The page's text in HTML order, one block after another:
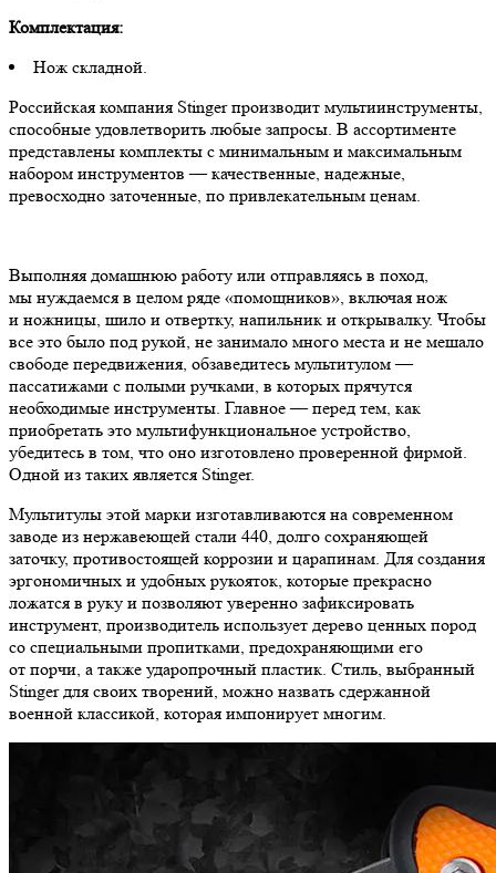
Комплектация:
Нож складной.
Российская компания Stinger производит мультиинструменты,
способные удовлетворить любые запросы. В ассортименте
представлены комплекты с минимальным и максимальным
набором инструментов — качественные, надежные,
превосходно заточенные, по привлекательным ценам.
Выполняя домашнюю работу или отправляясь в поход,
мы нуждаемся в целом ряде «помощников», включая нож
и ножницы, шило и отвертку, напильник и открывалку. Чтобы
все это было под рукой, не занимало много места и не мешало
свободе передвижения, обзаведитесь мультитулом —
пассатижами с полыми ручками, в которых прячутся
необходимые инструменты. Главное — перед тем, как
приобретать это мультифункциональное устройство,
убедитесь в том, что оно изготовлено проверенной фирмой.
Одной из таких является Stinger.
Мультитулы этой марки изготавливаются на современном
заводе из нержавеющей стали 440, долго сохраняющей
заточку, противостоящей коррозии и царапинам. Для создания
эргономичных и удобных рукояток, которые прекрасно
ложатся в руку и позволяют уверенно зафиксировать
инструмент, производитель использует дерево ценных пород
со специальными пропитками, предохраняющими его
от порчи, а также ударопрочный пластик. Стиль, выбранный
Stinger для своих творений, можно назвать сдержанной
военной классикой, которая импонирует многим.